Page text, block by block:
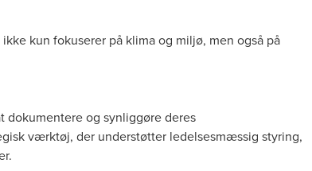
kun fokuserer på klima og miljø, men også på
dokumentere og synliggøre deres
værktøj, der understøtter ledelsesmæssig styring,